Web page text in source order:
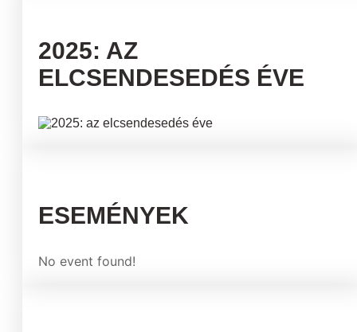
2025: AZ
ELCSENDESEDÉS ÉVE
ESEMÉNYEK
No event found!